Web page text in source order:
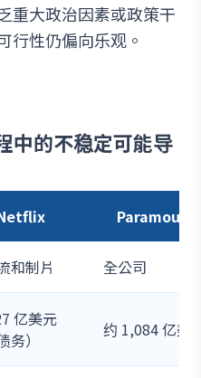
重大政治因素或政策干
行性仍偏向乐观。
的不稳定可能导
Paramount
和制片 全公司
亿美元
务）
约 1,084 亿美